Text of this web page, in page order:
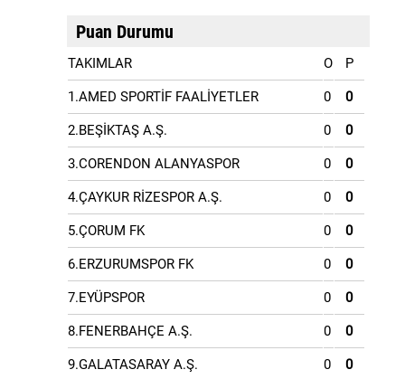
Puan Durumu
TAKIMLAR O P
1.AMED SPORTİF FAALİYETLER 0 0
2.BEŞİKTAŞ A.Ş. 0 0
3.CORENDON ALANYASPOR 0 0
4.ÇAYKUR RİZESPOR A.Ş. 0 0
5.ÇORUM FK 0 0
6.ERZURUMSPOR FK 0 0
7.EYÜPSPOR 0 0
8.FENERBAHÇE A.Ş. 0 0
9.GALATASARAY A.Ş. 0 0